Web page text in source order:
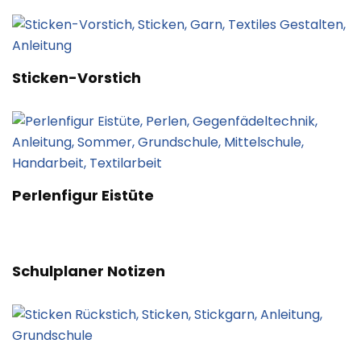
Sticken-Vorstich
Perlenfigur Eistüte
Schulplaner Notizen